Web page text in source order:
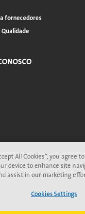
fornecedores
Qualidade
de Ética da Veolia
All Cookies”, you agree
device to enhance site
assist in our marketing
Cookies Settings